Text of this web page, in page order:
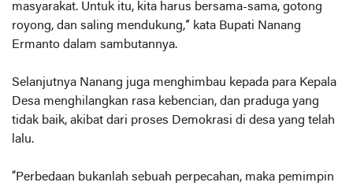
masyarakat. Untuk itu, kita harus bersama-sama, gotong
royong, dan saling mendukung,” kata Bupati Nanang
Ermanto dalam sambutannya.
Selanjutnya Nanang juga menghimbau kepada para Kepala
Desa menghilangkan rasa kebencian, dan praduga yang
tidak baik, akibat dari proses Demokrasi di desa yang telah
lalu.
“Perbedaan bukanlah sebuah perpecahan, maka pemimpin